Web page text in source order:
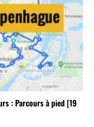
: Parcours à pied [19